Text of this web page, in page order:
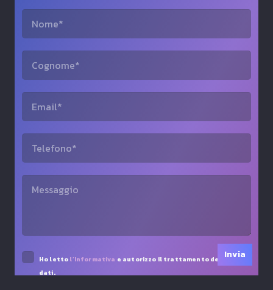
Ho letto l’Informativa e autorizzo il trattamento dei miei
dati.